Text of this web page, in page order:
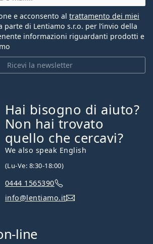
Ricevi la newsletter
e acconsento al trattamento dei miei
parte di Lentiamo s.r.o. per l’invio della
informazioni riguardanti prodotti e
Hai bisogno di aiuto?
Non hai trovato
quello che cercavi?
We also speak English
(Lu-Ve: 8:30-18:00)
0444 1565390
info@lentiamo.it
line